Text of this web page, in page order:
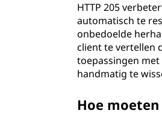
HTTP 205
automatisch te
onbedoelde
client te vertellen
toepassingen
handmatig te
Hoe